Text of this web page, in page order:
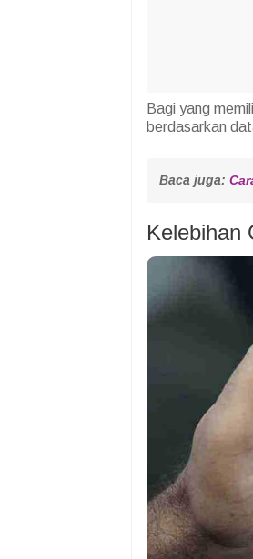
Bagi yang
berdasarkan
Baca juga:
Kelebihan